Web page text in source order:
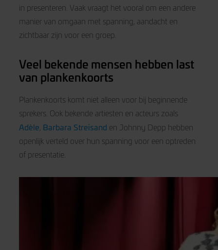
in presenteren. Vaak vraagt het vooral om een andere
manier van omgaan met spanning, aandacht en
zichtbaar zijn voor een groep.
Veel bekende mensen hebben last
van plankenkoorts
Plankenkoorts komt niet alleen voor bij beginnende
sprekers. Ook bekende artiesten en acteurs zoals
Adèle, Barbara Streisand en Johnny Depp hebben
openlijk verteld over hun spanning voor een optreden
of presentatie.